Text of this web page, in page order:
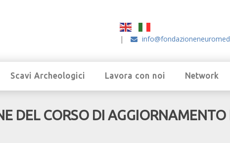
|
Scavi Archeologici Lavora con noi Network
DEL CORSO DI AGGIORNAMENTO